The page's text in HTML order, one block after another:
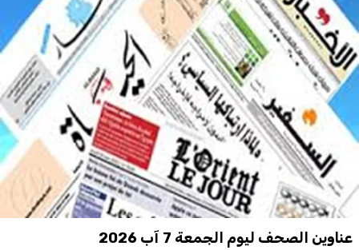
عناوين الصحف ليوم الجمعة 7 آب 2026